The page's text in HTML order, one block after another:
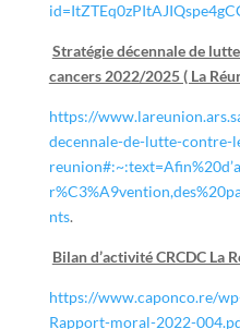
Stratégie décennale de
cancers 2022/2025 ( La
https://
decennale-de-lutte-contre-
nts.
Bilan d’activité CRCDC La
https://www.caponco.re/
Rapport-moral-2022-